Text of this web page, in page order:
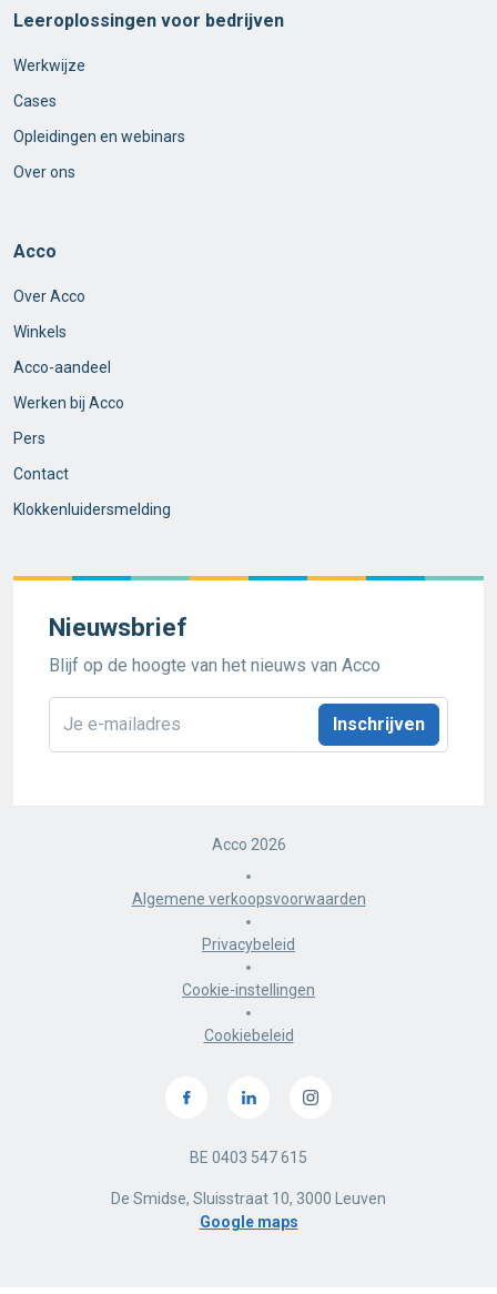
Leeroplossingen voor bedrijven
Werkwijze
Cases
Opleidingen en webinars
Over ons
Acco
Over Acco
Winkels
Acco-aandeel
Werken bij Acco
Pers
Contact
Klokkenluidersmelding
Nieuwsbrief
Blijf op de hoogte van het nieuws van Acco
Acco 2026
Algemene verkoopsvoorwaarden
Privacybeleid
Cookie-instellingen
Cookiebeleid
BE 0403 547 615
De Smidse, Sluisstraat 10, 3000 Leuven
Google maps